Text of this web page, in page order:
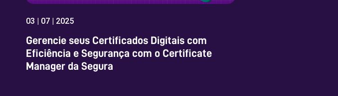
03 | 07 | 2025
Gerencie seus Certificados Digitais com
Eficiência e Segurança com o Certificate
Manager da Segura